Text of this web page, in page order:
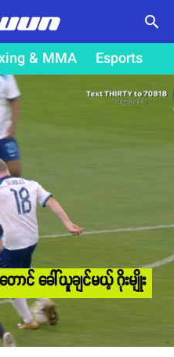
search
& MMA Esports
ေါ်ယူချင်မယ့် ဂိုးမျိုး